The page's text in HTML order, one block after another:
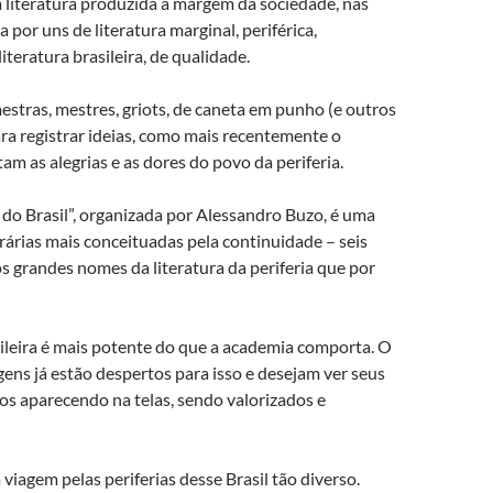
por uns de literatura marginal, periférica,
brasileira, de qualidade.
mestres, griots, de caneta em punho (e outros
registrar ideias, como mais recentemente o
as alegrias e as dores do povo da periferia.
Brasil”, organizada por Alessandro Buzo, é uma
mais conceituadas pela continuidade – seis
grandes nomes da literatura da periferia que por
é mais potente do que a academia comporta. O
já estão despertos para isso e desejam ver seus
aparecendo na telas, sendo valorizados e
pelas periferias desse Brasil tão diverso.